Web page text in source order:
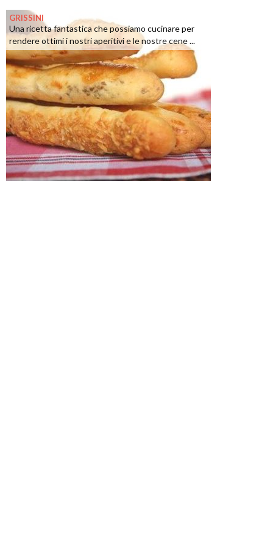
GRISSINI
Una ricetta fantastica che possiamo cucinare per
rendere ottimi i nostri aperitivi e le nostre cene ...